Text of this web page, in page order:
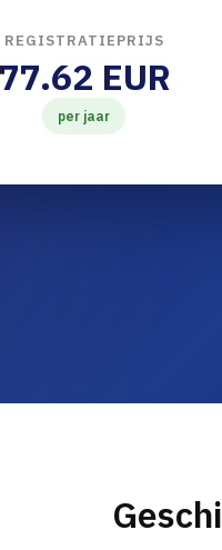
REGISTRATIEPRIJS
77.62 EUR
per jaar